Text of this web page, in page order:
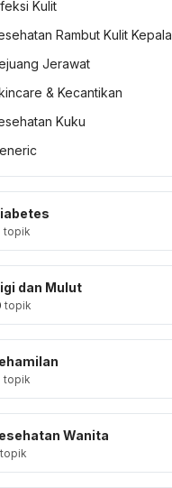
Kulit
Rambut Kulit Kepala
Jerawat
& Kecantikan
Kuku
topik
dan Mulut
topik
topik
Wanita
topik